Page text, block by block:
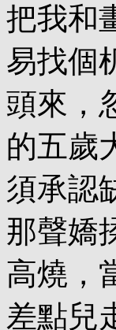
把我和
易找個
頭來，
的五歲
須承認
那聲嬌
高燒，
差點兒